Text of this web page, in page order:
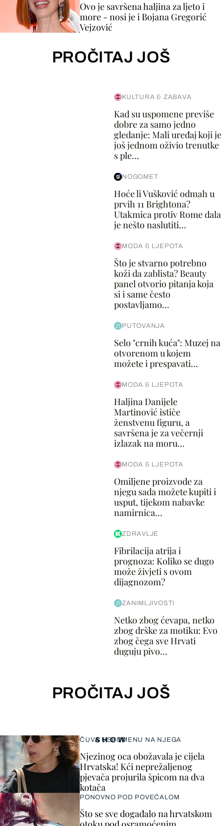
Ovo je savršena haljina za ljeto i
more - nosi je i Bojana Gregorić
Vejzović
PROČITAJ JOŠ
KULTURA & ZABAVA
Kad su uspomene previše
dobre za samo jedno
gledanje: Mali uređaj koji je
još jednom oživio trenutke
s ple...
NOGOMET
Hoće li Vušković odmah u
prvih 11 Brightona?
Utakmica protiv Rome dala
je nešto naslutiti...
MODA & LJEPOTA
Što je stvarno potrebno
koži da zablista? Beauty
panel otvorio pitanja koja
si i same često
postavljamo...
PUTOVANJA
Selo "crnih kuća": Muzej na
otvorenom u kojem
možete i prespavati...
MODA & LJEPOTA
Haljina Danijele
Martinović ističe
ženstvenu figuru, a
savršena je za večernji
izlazak na moru...
MODA & LJEPOTA
Omiljene proizvode za
njegu sada možete kupiti i
usput, tijekom nabavke
namirnica...
ZDRAVLJE
Fibrilacija atrija i
prognoza: Koliko se dugo
može živjeti s ovom
dijagnozom?
ZANIMLJIVOSTI
Netko zbog ćevapa, netko
zbog drške za motiku: Evo
zbog čega sve Hrvati
duguju pivo...
PROČITAJ JOŠ
SHOW
ČUVA USPOMENU NA NJEGA
Njezinog oca obožavala je cijela
Hrvatska! Kći neprežaljenog
pjevača projurila špicom na dva
kotača
PONOVNO POD POVEĆALOM
Što se sve događalo na hrvatskom